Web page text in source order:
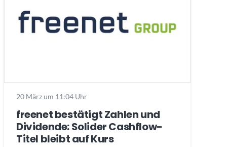
20 März um 11:04 Uhr
freenet bestätigt Zahlen und
Dividende: Solider Cashflow-
Titel bleibt auf Kurs